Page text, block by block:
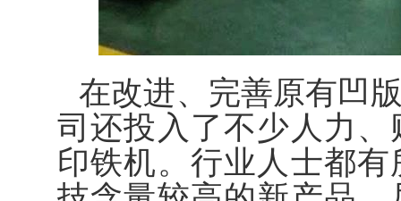
在改进、完善原有凹
司还投入了不少人力
印铁机。行业人士都